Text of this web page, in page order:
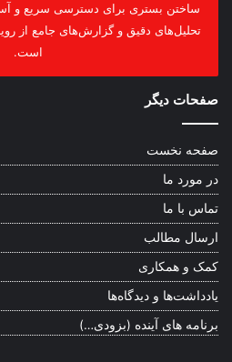
ساختن بستری برای دسترسی سریع و
تحلیل‌های دقیق و گزارش‌های جامع از
است.
صفحات دیگر
صفحه نخست
در مورد ما
تماس با ما
ارسال مطالب
کمک و همکاری
یادداشت‌ها و دیدگاه‌ها
برنامه های آینده (بزودی…)